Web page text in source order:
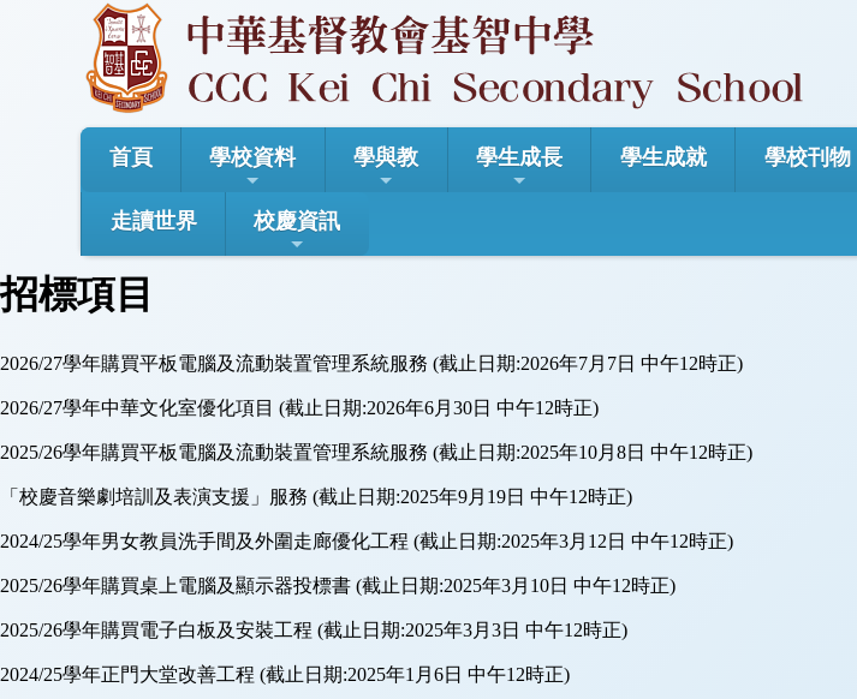
首頁 學校資料 學與教 學生成長 學生成就 學校刊物
走讀世界 校慶資訊
招標項目